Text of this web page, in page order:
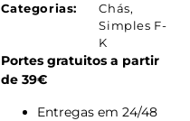
Categorias:
Chás,
Simples F-
K
Portes gratuitos a partir
de 39€
Entregas em 24/48